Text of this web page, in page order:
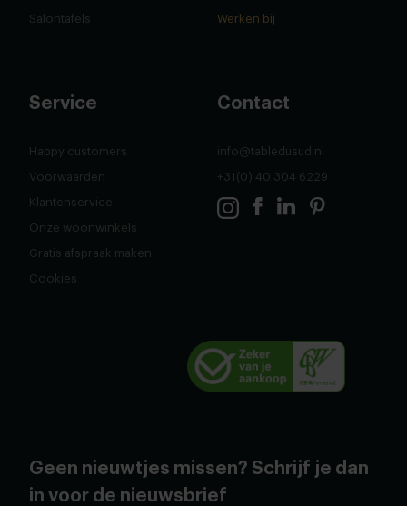
Salontafels Werken bij
Service
Happy customers
Voorwaarden
Klantenservice
Onze woonwinkels
Gratis afspraak maken
Cookies
Contact
info@tabledusud.nl
+31(0) 40 304 6229
Geen nieuwtjes missen? Schrijf je dan
in voor de nieuwsbrief